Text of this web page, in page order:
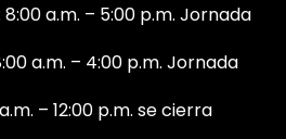
8:00 a.m. – 5:00 p.m. Jornada
a.m. – 4:00 p.m. Jornada
– 12:00 p.m. se cierra